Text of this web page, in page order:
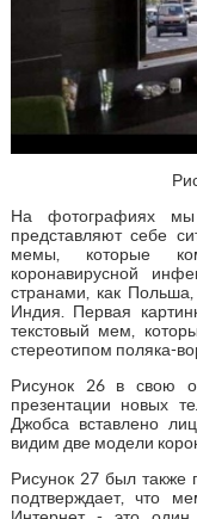
На фотографиях
представляют себе
мемы, которые
коронавирусной
странами, как
Индия. Первая
текстовый мем,
стереотипом поляка-
Рисунок 26 в свою
презентации новых
Джобса вставлено
видим две модели
Рисунок 27 был также
подтверждает, что